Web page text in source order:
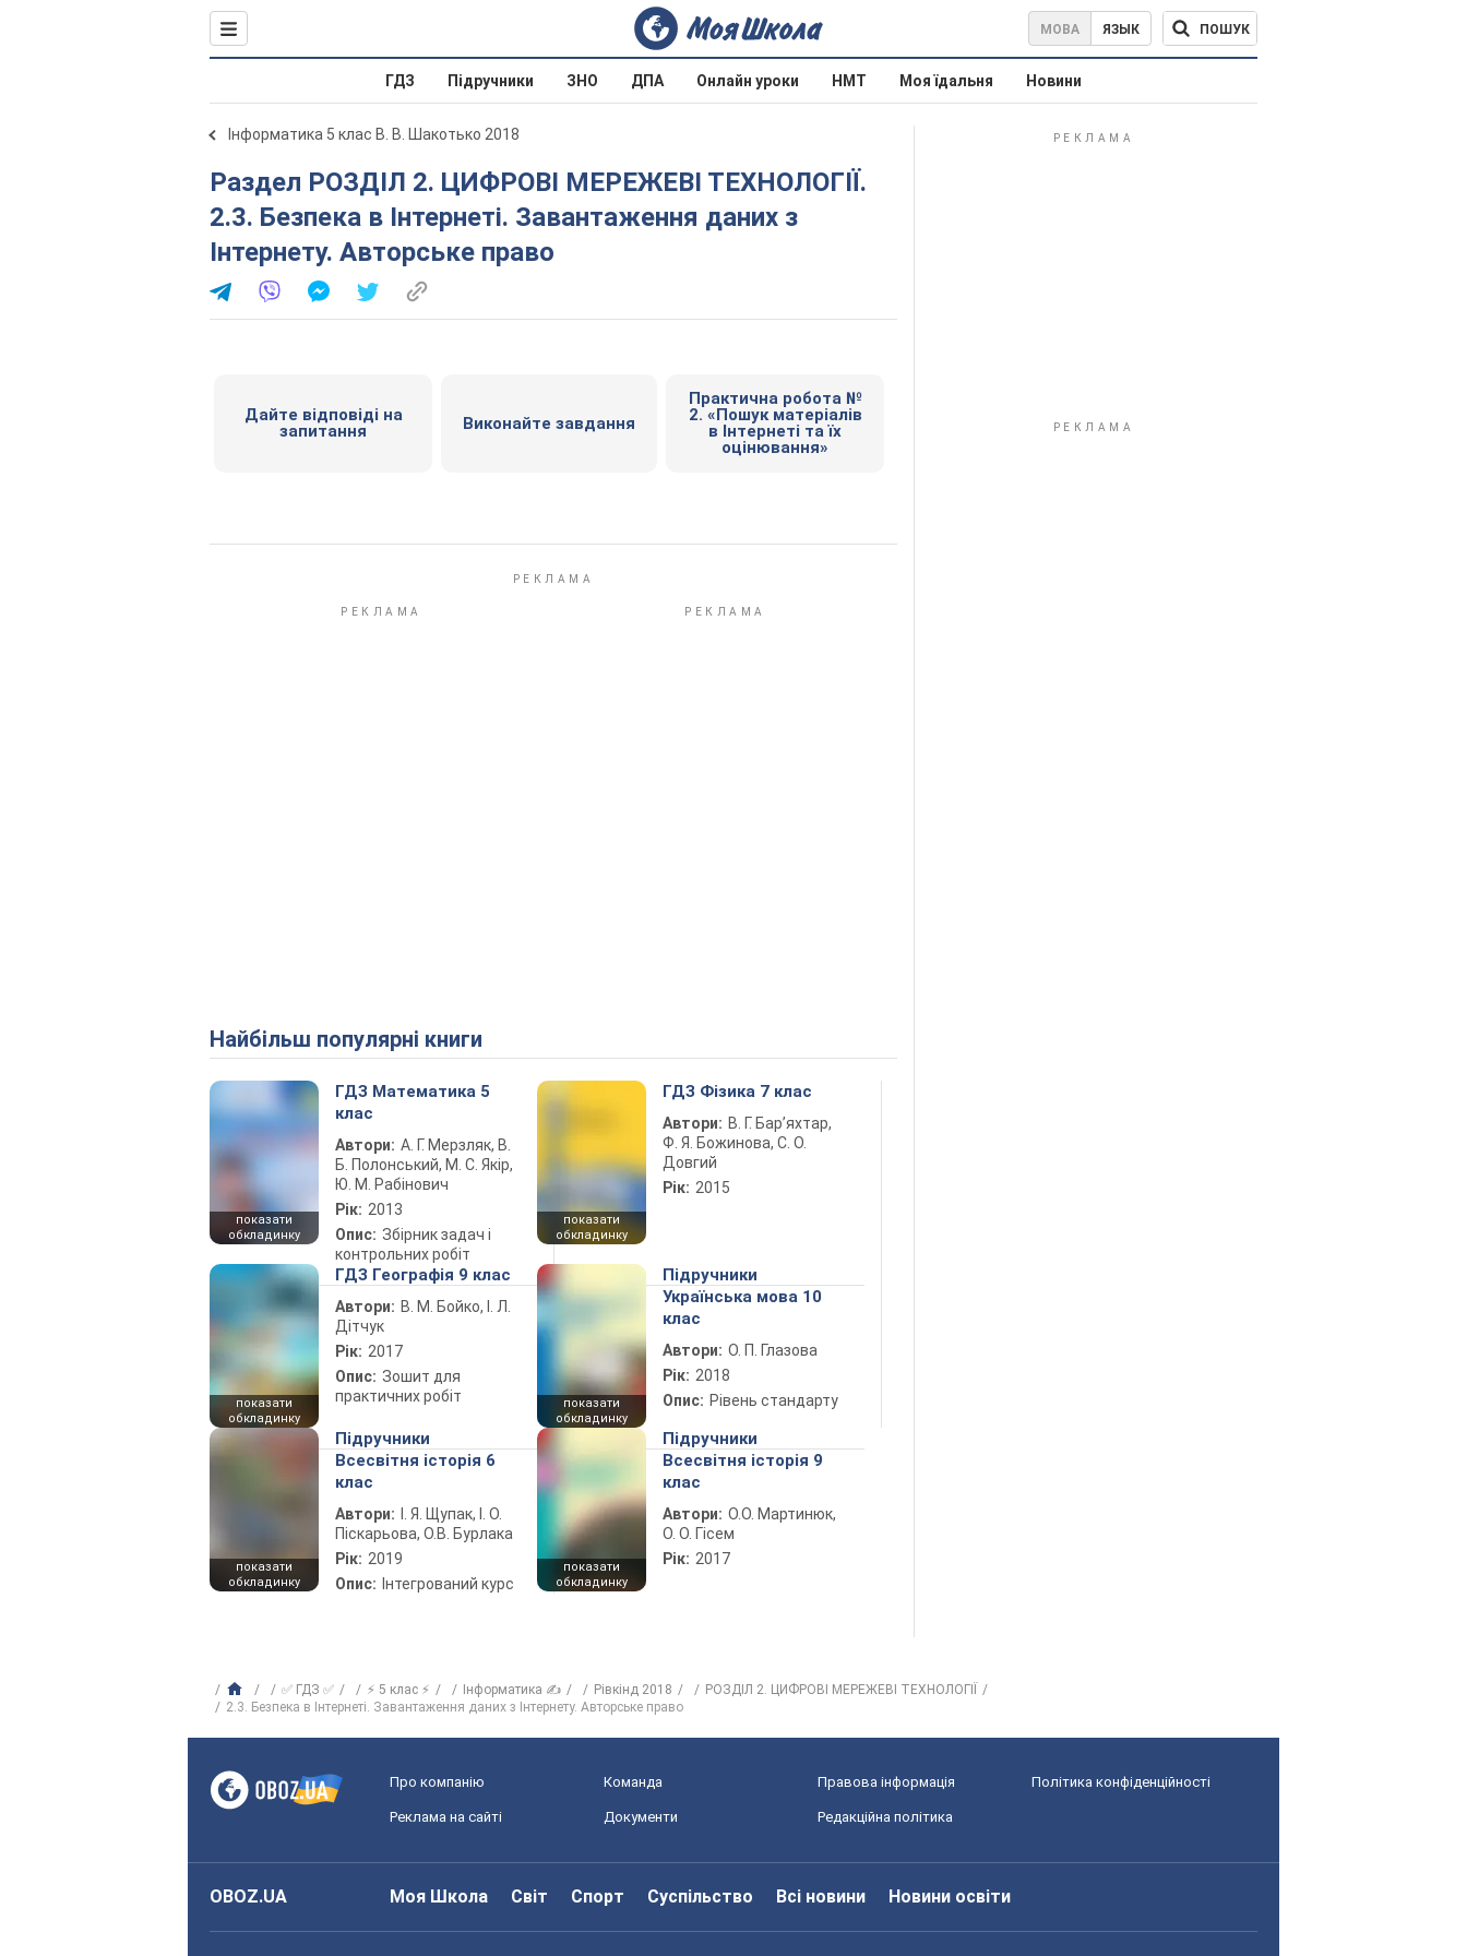
МОВА ЯЗЫК ПОШУК
ГДЗ Підручники ЗНО ДПА Онлайн уроки НМТ Моя їдальня Новини
Інформатика 5 клас В. В. Шакотько 2018
Раздел РОЗДІЛ 2. ЦИФРОВІ МЕРЕЖЕВІ ТЕХНОЛОГІЇ.
2.3. Безпека в Інтернеті. Завантаження даних з
Інтернету. Авторське право
Дайте відповіді на
запитання
Виконайте завдання
Практична робота №
2. «Пошук матеріалів
в Інтернеті та їх
оцінювання»
Найбільш популярні книги
показати
обкладинку
ГДЗ Математика 5
клас
Автори: А. Г. Мерзляк, В.
Б. Полонський, М. С. Якір,
Ю. М. Рабінович
Рік: 2013
Опис: Збірник задач і
контрольних робіт
показати
обкладинку
ГДЗ Фізика 7 клас
Автори: В. Г. Бар’яхтар,
Ф. Я. Божинова, С. О.
Довгий
Рік: 2015
показати
обкладинку
ГДЗ Географія 9 клас
Автори: В. М. Бойко, І. Л.
Дітчук
Рік: 2017
Опис: Зошит для
практичних робіт
показати
обкладинку
Підручники
Українська мова 10
клас
Автори: О. П. Глазова
Рік: 2018
Опис: Рівень стандарту
показати
обкладинку
Підручники
Всесвітня історія 6
клас
Автори:
І. Я. Щупак, І. О.
Піскарьова, О.В. Бурлака
Рік: 2019
Опис: Інтегрований курс
показати
обкладинку
Підручники
Всесвітня історія 9
клас
Автори: О.О. Мартинюк,
О. О. Гісем
Рік: 2017
✅ ГДЗ ✅ ⚡ 5 клас ⚡ Інформатика ✍ Рівкінд 2018
РОЗДІЛ 2. ЦИФРОВІ МЕРЕЖЕВІ ТЕХНОЛОГІЇ
2.3. Безпека в Інтернеті. Завантаження даних з Інтернету. Авторське право
Про компанію Команда Правова інформація Політика конфіденційності
Реклама на сайті Документи Редакційна політика
OBOZ.UA Моя Школа Світ Спорт Суспільство Всі новини Новини освіти